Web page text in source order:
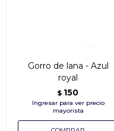
Gorro de lana - Azul
royal
$ 150